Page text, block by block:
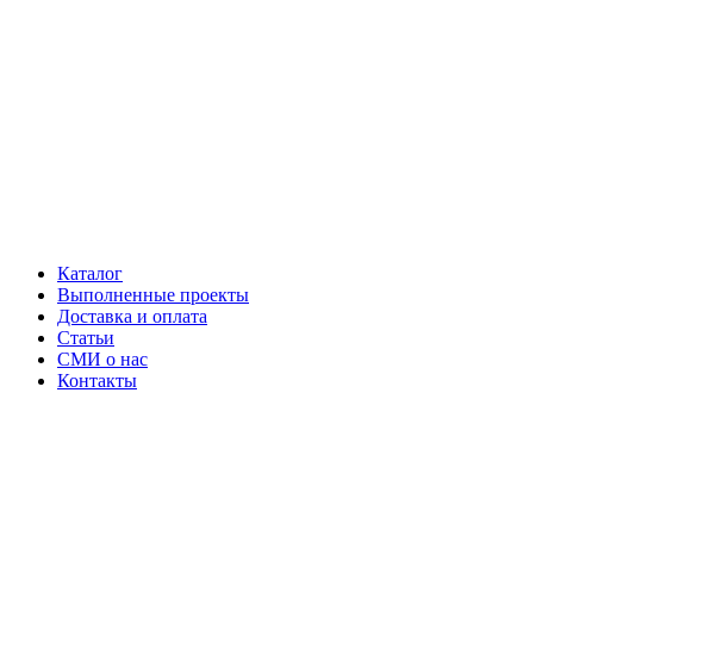
Каталог
Выполненные проекты
Доставка и оплата
Статьи
СМИ о нас
Контакты